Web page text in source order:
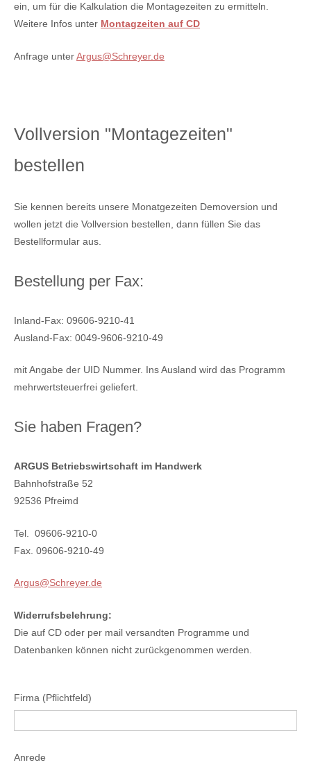
ein, um für die Kalkulation die Montagezeiten zu ermitteln.
Weitere Infos unter Montagzeiten auf CD
Anfrage unterArgus@Schreyer.de
Vollversion "Montagezeiten"
bestellen
Sie kennen bereits unsere Monatgezeiten Demoversion und
wollen jetzt die Vollversion bestellen, dann füllen Sie das
Bestellformular aus.
Bestellung per Fax:
Inland-Fax: 09606-9210-41
Ausland-Fax: 0049-9606-9210-49
mit Angabe der UID Nummer. Ins Ausland wird das Programm
mehrwertsteuerfrei geliefert.
Sie haben Fragen?
ARGUS Betriebswirtschaft im Handwerk
Bahnhofstraße 52
92536 Pfreimd
Tel. 09606-9210-0
Fax. 09606-9210-49
Argus@Schreyer.de
Widerrufsbelehrung:
Die auf CD oder per mail versandten Programme und
Datenbanken können nicht zurückgenommen werden.
Firma (Pflichtfeld)
Anrede